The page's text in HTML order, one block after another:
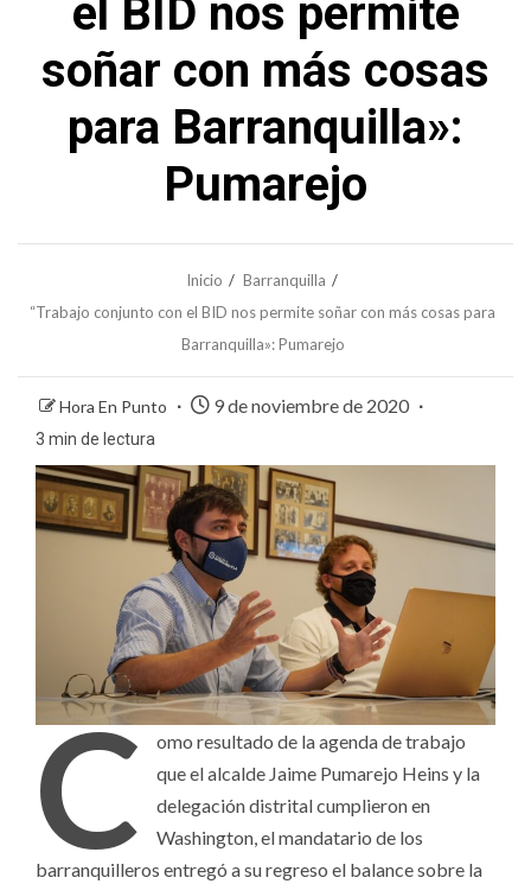
el BID nos permite
soñar con más cosas
para Barranquilla»:
Pumarejo
Inicio
Barranquilla
“Trabajo conjunto con el BID nos permite soñar con más cosas para
Barranquilla»: Pumarejo
Hora En Punto 9 de noviembre de 2020
3 min de lectura
C
omo resultado de la agenda de trabajo
que el alcalde Jaime Pumarejo Heins y la
delegación distrital cumplieron en
Washington, el mandatario de los
barranquilleros entregó a su regreso el balance sobre la